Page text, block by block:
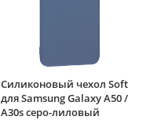
Силиконовый чехол Soft
для Samsung Galaxy A50 /
A30s серо-лиловый